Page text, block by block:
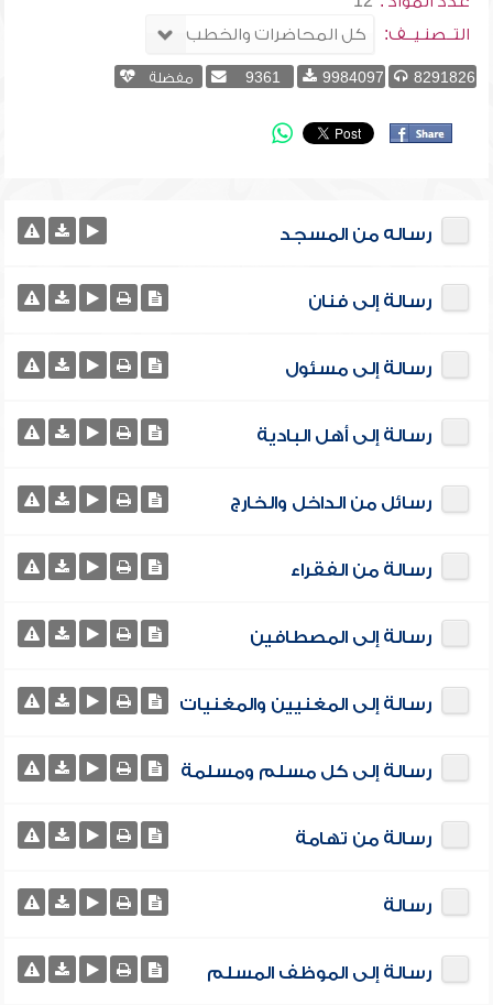
التــصنـيــف:
8291826
9984097
9361 مفضلة
رساله من المسجد
رسالة إلى فنان
رسالة إلى مسئول
رسالة إلى أهل البادية
رسائل من الداخل والخارج
رسالة من الفقراء
رسالة إلى المصطافين
رسالة إلى المغنيين والمغنيات
رسالة إلى كل مسلم ومسلمة
رسالة من تهامة
رسالة
رسالة إلى الموظف المسلم